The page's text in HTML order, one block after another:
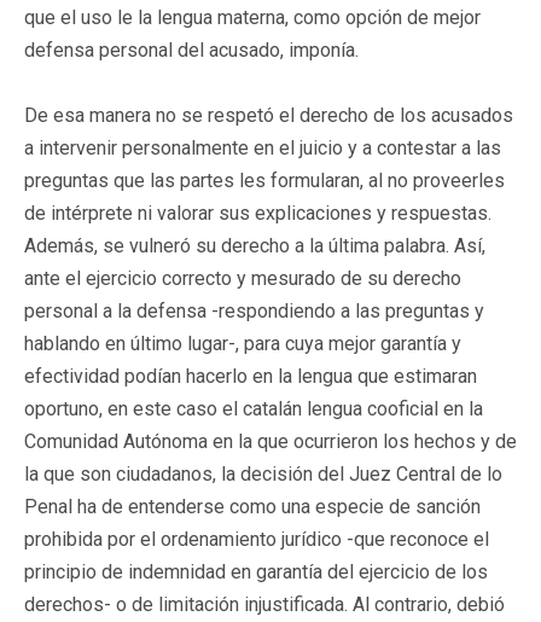
que el uso le la lengua materna, como opción de mejor
defensa personal del acusado, imponía.
De esa manera no se respetó el derecho de los acusados
a intervenir personalmente en el juicio y a contestar a las
preguntas que las partes les formularan, al no proveerles
de intérprete ni valorar sus explicaciones y respuestas.
Además, se vulneró su derecho a la última palabra. Así,
ante el ejercicio correcto y mesurado de su derecho
personal a la defensa -respondiendo a las preguntas y
hablando en último lugar-, para cuya mejor garantía y
efectividad podían hacerlo en la lengua que estimaran
oportuno, en este caso el catalán lengua cooficial en la
Comunidad Autónoma en la que ocurrieron los hechos y de
la que son ciudadanos, la decisión del Juez Central de lo
Penal ha de entenderse como una especie de sanción
prohibida por el ordenamiento jurídico -que reconoce el
principio de indemnidad en garantía del ejercicio de los
derechos- o de limitación injustificada. Al contrario, debió